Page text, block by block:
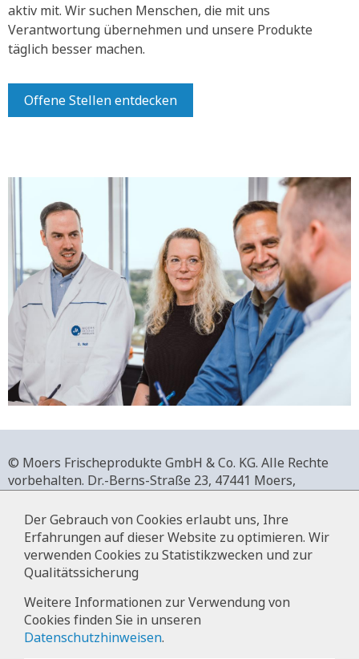
aktiv mit. Wir suchen Menschen, die mit uns
Verantwortung übernehmen und unsere Produkte
täglich besser machen.
Offene Stellen entdecken
© Moers Frischeprodukte GmbH & Co. KG. Alle Rechte
vorbehalten. Dr.-Berns-Straße 23, 47441 Moers,
+49 2841 911-0,www.moers-frischeprodukte.de
Impressum
Datenschutz
Der Gebrauch von Cookies erlaubt uns, Ihre
Erfahrungen auf dieser Website zu optimieren. Wir
verwenden Cookies zu Statistikzwecken und zur
Qualitätssicherung
Weitere Informationen zur Verwendung von
Cookies finden Sie in unseren
Datenschutzhinweisen.